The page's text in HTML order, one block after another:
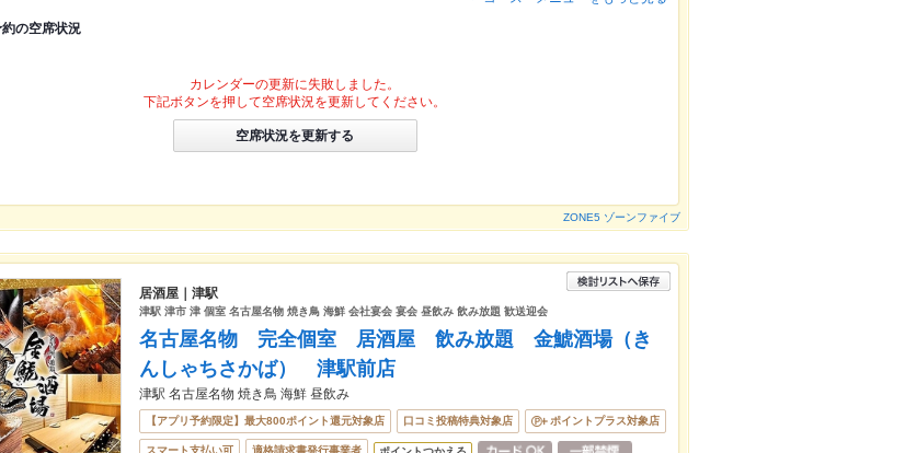
の空席状況
カレンダーの更新に失敗しました。
下記ボタンを押して空席状況を更新してください。
空席状況を更新する
ZONE5 ゾーンファイブ
居酒屋｜津駅
津駅 津市 津 個室 名古屋名物 焼き鳥 海鮮 会社宴会 宴会 昼飲み 飲み放題 歓送迎会
名古屋名物 完全個室 居酒屋 飲み放題 金鯱酒場（き
んしゃちさかば） 津駅前店
津駅 名古屋名物 焼き鳥 海鮮 昼飲み
【アプリ予約限定】最大800ポイント還元対象店 口コミ投稿特典対象店 ポイントプラス対象店
スマート支払い可 適格請求書発行事業者